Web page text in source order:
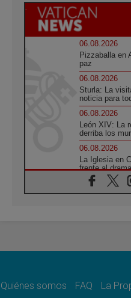
06.08.2026
Pizzaballa en
paz
06.08.2026
Sturla: La
noticia para
06.08.2026
León XIV: La
derriba los
06.08.2026
La Iglesia en
frente al
06.08.2026
La visita del
06.08.2026
05.08.2026
Quiénes somos FAQ La